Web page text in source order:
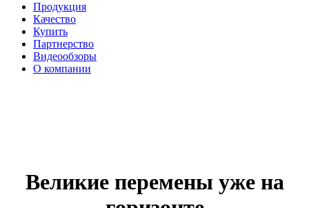
Продукция
Качество
Купить
Партнерство
Видеообзоры
О компании
Великие перемены уже на